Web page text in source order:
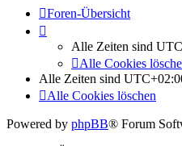
Foren-Übersicht
Alle Zeiten sind
Alle Cookies
Alle Zeiten sind
Alle Cookies löschen
Powered by phpBB® Forum